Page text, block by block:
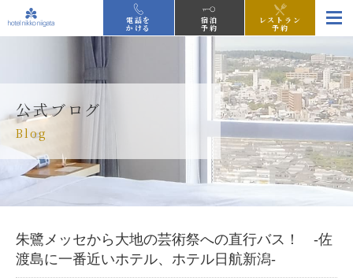
電話を
かける
宿泊
予約
レストラン
予約
公式ブログ
Blog
朱鷺メッセから大地の芸術祭への直行バス！ -佐
渡島に一番近いホテル、ホテル日航新潟-